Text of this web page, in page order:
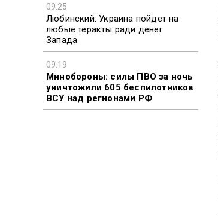
09:25
Любинский: Украина пойдет на
любые теракты ради денег
Запада
09:19
Минобороны: силы ПВО за ночь
уничтожили 605 беспилотников
ВСУ над регионами РФ